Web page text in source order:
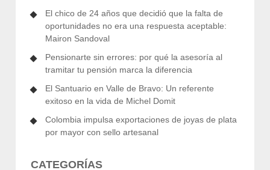
El chico de 24 años que decidió que la falta de
oportunidades no era una respuesta aceptable:
Mairon Sandoval
Pensionarte sin errores: por qué la asesoría al
tramitar tu pensión marca la diferencia
El Santuario en Valle de Bravo: Un referente
exitoso en la vida de Michel Domit
Colombia impulsa exportaciones de joyas de plata
por mayor con sello artesanal
CATEGORÍAS